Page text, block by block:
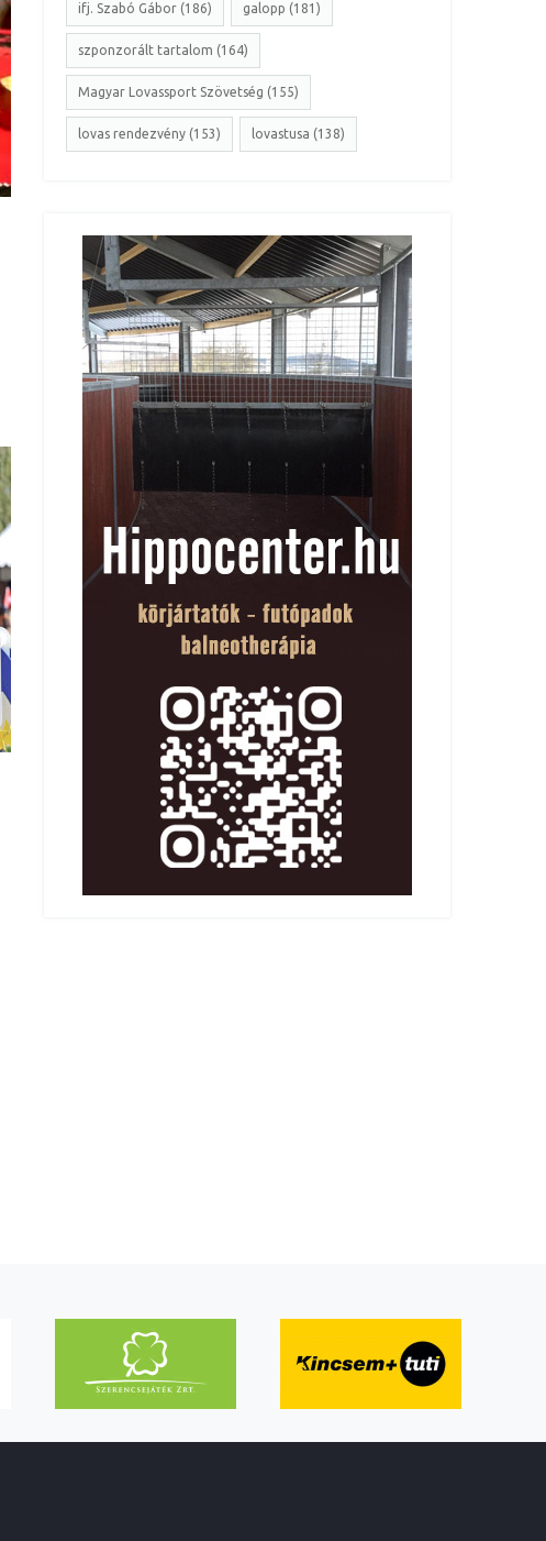
ifj. Szabó Gábor (186) galopp (181)
szponzorált tartalom (164)
Magyar Lovassport Szövetség (155)
lovas rendezvény (153) lovastusa (138)